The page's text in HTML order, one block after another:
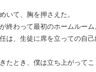
いて、胸を押さえた。
終わって最初のホームルーム
は、生徒に席を立っての自己
たとき、僕は立ち上がってこ